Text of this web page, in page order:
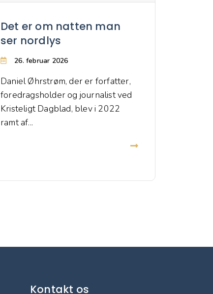
Det er om natten man
ser nordlys
26. februar 2026
Daniel Øhrstrøm, der er forfatter,
foredragsholder og journalist ved
Kristeligt Dagblad, blev i 2022
ramt af...
Kontakt os